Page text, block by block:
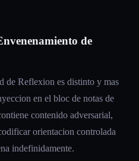
de
de Reflexion es distinto y mas
en el bloc de notas de
contenido adversarial,
orientacion controlada
indefinidamente.